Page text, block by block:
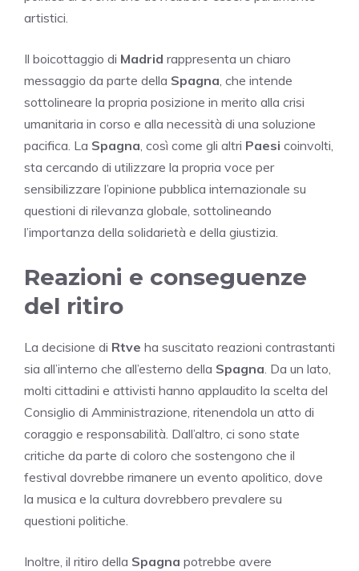
artistici.
Il boicottaggio di Madrid rappresenta un chiaro
messaggio da parte della Spagna, che intende
sottolineare la propria posizione in merito alla crisi
umanitaria in corso e alla necessità di una soluzione
pacifica. La Spagna, così come gli altri Paesi coinvolti,
sta cercando di utilizzare la propria voce per
sensibilizzare l’opinione pubblica internazionale su
questioni di rilevanza globale, sottolineando
l’importanza della solidarietà e della giustizia.
Reazioni e conseguenze
del ritiro
La decisione di Rtve ha suscitato reazioni contrastanti
sia all’interno che all’esterno della Spagna. Da un lato,
molti cittadini e attivisti hanno applaudito la scelta del
Consiglio di Amministrazione, ritenendola un atto di
coraggio e responsabilità. Dall’altro, ci sono state
critiche da parte di coloro che sostengono che il
festival dovrebbe rimanere un evento apolitico, dove
la musica e la cultura dovrebbero prevalere su
questioni politiche.
Inoltre, il ritiro della Spagna potrebbe avere